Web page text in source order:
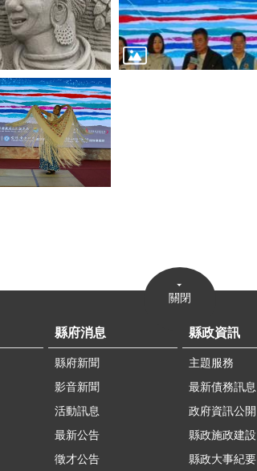
關閉
縣府消息
縣府新聞
影音新聞
活動訊息
最新公告
徵才公告
縣政資訊
主題服務
最新債務訊息
政府資訊公開
縣政施政建設
縣政大事紀要